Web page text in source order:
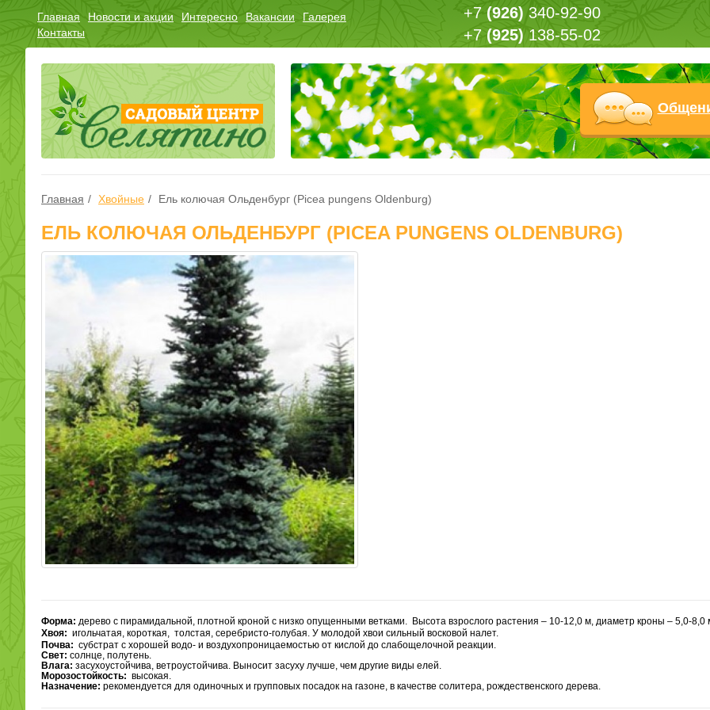
Главная Новости и акции Интересно Вакансии
Галерея
Контакты
+7 (926) 340-92-90
+7 (925) 138-55-02
Главная Хвойные Ель колючая Ольденбург (Picea pungens Oldenburg)
ЕЛЬ КОЛЮЧАЯ ОЛЬДЕНБУРГ (PICEA PUNGENS OLDENBURG)
Форма: дерево с пирамидальной, плотной кроной с низко опущенными ветками. Высота взрослого растения – 10-12,0 м, диаметр кроны – 5,0-8,0
Хвоя: игольчатая, короткая, толстая, серебристо-голубая. У молодой хвои сильный восковой налет.
Почва: субстрат с хорошей водо- и воздухопроницаемостью от кислой до слабощелочной реакции.
Свет: солнце, полутень.
Влага: засухоустойчива, ветроустойчива. Выносит засуху лучше, чем другие виды елей.
Морозостойкость: высокая.
Назначение: рекомендуется для одиночных и групповых посадок на газоне, в качестве солитера, рождественского дерева.